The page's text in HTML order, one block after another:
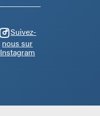
Suivez-
nous sur
Instagram